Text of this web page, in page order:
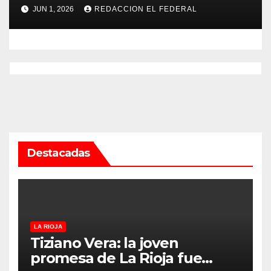
Servicio Penitenciario de La
Rioja
JUN 1, 2026 REDACCION EL FEDERAL
Destacadas
LA RIOJA
Tiziano Vera: la joven
promesa de La Rioja fue